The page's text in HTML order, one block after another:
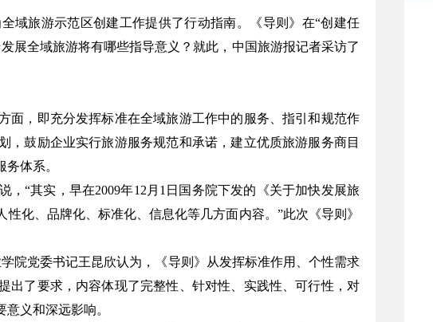
域旅游示范区创建工作提供了行动指南。《导则》在“创建任
展全域旅游将有哪些指导意义？就此，中国旅游报记者采访了
面，即充分发挥标准在全域旅游工作中的服务、指引和规范作
鼓励企业实行旅游服务规范和承诺，建立优质旅游服务商目
体系。
“其实，早在2009年12月1日国务院下发的《关于加快发展旅
化、品牌化、标准化、信息化等几方面内容。”此次《导则》
院党委书记王昆欣认为，《导则》从发挥标准作用、个性需求
出了要求，内容体现了完整性、针对性、实践性、可行性，对
义和深远影响。